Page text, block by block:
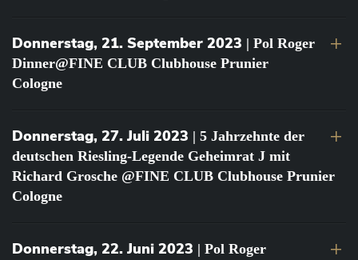
Donnerstag, 21. September 2023 | Pol Roger
Dinner@FINE CLUB Clubhouse Prunier
Cologne
Donnerstag, 27. Juli 2023 | 5 Jahrzehnte der
deutschen Riesling-Legende Geheimrat J mit
Richard Grosche @FINE CLUB Clubhouse Prunier
Cologne
Donnerstag, 22. Juni 2023 | Pol Roger